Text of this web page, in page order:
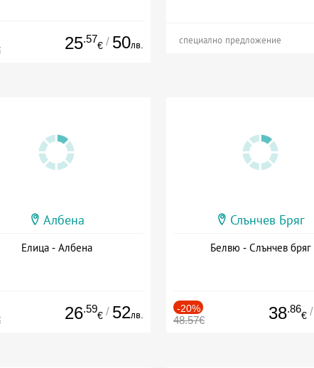
25.57
€ / 50лв. специално предложение
Албена
Елица - Албена
26.59
€ / 52лв.
Слънчев Бряг
Белвю - Слънчев бряг
-20%
48.57€ 38.86
€ /